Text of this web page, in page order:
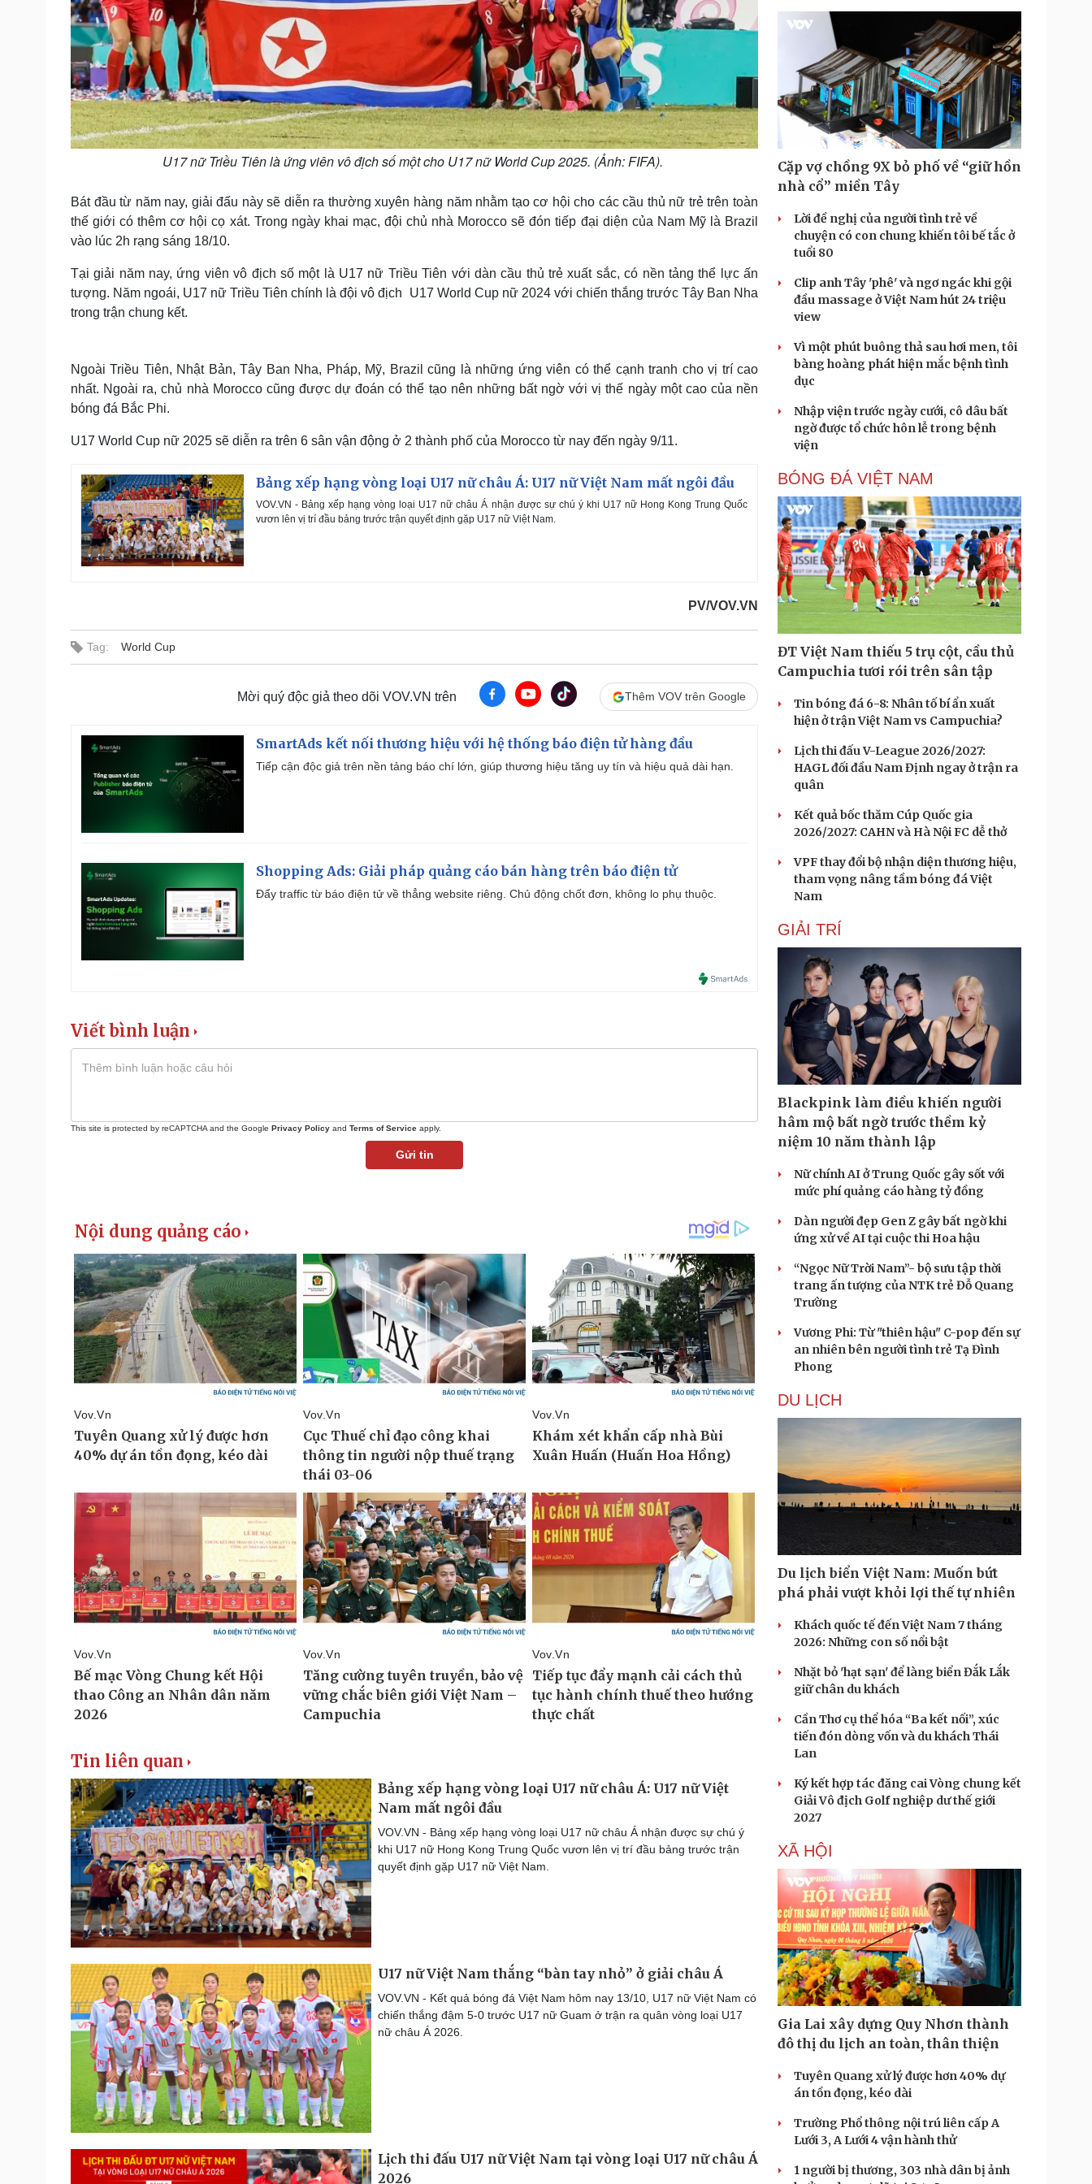
U17 nữ Triều Tiên là ứng viên vô địch số một cho U17 nữ World Cup 2025. (Ảnh: FIFA).
Bát đầu từ năm nay, giải đấu này sẽ diễn ra thường xuyên hàng năm nhằm tạo cơ hội cho các cầu thủ nữ trẻ trên toàn
thế giới có thêm cơ hội cọ xát. Trong ngày khai mạc, đội chủ nhà Morocco sẽ đón tiếp đại diện của Nam Mỹ là Brazil
vào lúc 2h rạng sáng 18/10.
Tại giải năm nay, ứng viên vô địch số một là U17 nữ Triều Tiên với dàn cầu thủ trẻ xuất sắc, có nền tảng thể lực ấn
tượng. Năm ngoái, U17 nữ Triều Tiên chính là đội vô địch U17 World Cup nữ 2024 với chiến thắng trước Tây Ban Nha
trong trận chung kết.
Ngoài Triều Tiên, Nhật Bản, Tây Ban Nha, Pháp, Mỹ, Brazil cũng là những ứng viên có thể cạnh tranh cho vị trí cao
nhất. Ngoài ra, chủ nhà Morocco cũng được dự đoán có thể tạo nên những bất ngờ với vị thế ngày một cao của nền
bóng đá Bắc Phi.
U17 World Cup nữ 2025 sẽ diễn ra trên 6 sân vận động ở 2 thành phố của Morocco từ nay đến ngày 9/11.
Bảng xếp hạng vòng loại U17 nữ châu Á: U17 nữ Việt Nam mất ngôi đầu
VOV.VN - Bảng xếp hạng vòng loại U17 nữ châu Á nhận được sự chú ý khi U17 nữ Hong Kong Trung Quốc
vươn lên vị trí đầu bảng trước trận quyết định gặp U17 nữ Việt Nam.
PV/VOV.VN
Tag: World Cup
Mời quý độc giả theo dõi VOV.VN trên Thêm VOV trên Google
SmartAds kết nối thương hiệu với hệ thống báo điện tử hàng đầu
Tiếp cận độc giả trên nền tảng báo chí lớn, giúp thương hiệu tăng uy tín và hiệu quả dài hạn.
Shopping Ads: Giải pháp quảng cáo bán hàng trên báo điện tử
Đẩy traffic từ báo điện tử về thẳng website riêng. Chủ động chốt đơn, không lo phụ thuộc.
Viết bình luận
This site is protected by reCAPTCHA and the Google Privacy Policy and Terms of Service apply.
Gửi tin
Tin liên quan
Bảng xếp hạng vòng loại U17 nữ châu Á: U17 nữ Việt
Nam mất ngôi đầu
VOV.VN - Bảng xếp hạng vòng loại U17 nữ châu Á nhận được sự chú ý
khi U17 nữ Hong Kong Trung Quốc vươn lên vị trí đầu bảng trước trận
quyết định gặp U17 nữ Việt Nam.
U17 nữ Việt Nam thắng “bàn tay nhỏ” ở giải châu Á
VOV.VN - Kết quả bóng đá Việt Nam hôm nay 13/10, U17 nữ Việt Nam có
chiến thắng đậm 5-0 trước U17 nữ Guam ở trận ra quân vòng loại U17
nữ châu Á 2026.
Lịch thi đấu U17 nữ Việt Nam tại vòng loại U17 nữ châu Á
2026
Cặp vợ chồng 9X bỏ phố về “giữ hồn
nhà cổ” miền Tây
Lời đề nghị của người tình trẻ về
chuyện có con chung khiến tôi bế tắc ở
tuổi 80
Clip anh Tây 'phê' và ngơ ngác khi gội
đầu massage ở Việt Nam hút 24 triệu
view
Vì một phút buông thả sau hơi men, tôi
bàng hoàng phát hiện mắc bệnh tình
dục
Nhập viện trước ngày cưới, cô dâu bất
ngờ được tổ chức hôn lễ trong bệnh
viện
BÓNG ĐÁ VIỆT NAM
ĐT Việt Nam thiếu 5 trụ cột, cầu thủ
Campuchia tươi rói trên sân tập
Tin bóng đá 6-8: Nhân tố bí ẩn xuất
hiện ở trận Việt Nam vs Campuchia?
Lịch thi đấu V-League 2026/2027:
HAGL đối đầu Nam Định ngay ở trận ra
quân
Kết quả bốc thăm Cúp Quốc gia
2026/2027: CAHN và Hà Nội FC dễ thở
VPF thay đổi bộ nhận diện thương hiệu,
tham vọng nâng tầm bóng đá Việt
Nam
GIẢI TRÍ
Blackpink làm điều khiến người
hâm mộ bất ngờ trước thềm kỷ
niệm 10 năm thành lập
Nữ chính AI ở Trung Quốc gây sốt với
mức phí quảng cáo hàng tỷ đồng
Dàn người đẹp Gen Z gây bất ngờ khi
ứng xử về AI tại cuộc thi Hoa hậu
“Ngọc Nữ Trời Nam”- bộ sưu tập thời
trang ấn tượng của NTK trẻ Đỗ Quang
Trường
Vương Phi: Từ "thiên hậu" C-pop đến sự
an nhiên bên người tình trẻ Tạ Đình
Phong
DU LỊCH
Du lịch biển Việt Nam: Muốn bứt
phá phải vượt khỏi lợi thế tự nhiên
Khách quốc tế đến Việt Nam 7 tháng
2026: Những con số nổi bật
Nhặt bỏ 'hạt sạn' để làng biển Đắk Lắk
giữ chân du khách
Cần Thơ cụ thể hóa “Ba kết nối”, xúc
tiến đón dòng vốn và du khách Thái
Lan
Ký kết hợp tác đăng cai Vòng chung kết
Giải Vô địch Golf nghiệp dư thế giới
2027
XÃ HỘI
Gia Lai xây dựng Quy Nhơn thành
đô thị du lịch an toàn, thân thiện
Tuyên Quang xử lý được hơn 40% dự
án tồn đọng, kéo dài
Trường Phổ thông nội trú liên cấp A
Lưới 3, A Lưới 4 vận hành thử
1 người bị thương, 303 nhà dân bị ảnh